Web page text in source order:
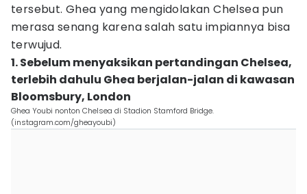
tersebut. Ghea yang mengidolakan Chelsea pun
merasa senang karena salah satu impiannya bisa
terwujud.
1. Sebelum menyaksikan pertandingan Chelsea,
terlebih dahulu Ghea berjalan-jalan di kawasan
Bloomsbury, London
Ghea Youbi nonton Chelsea di Stadion Stamford Bridge.
(instagram.com/gheayoubi)